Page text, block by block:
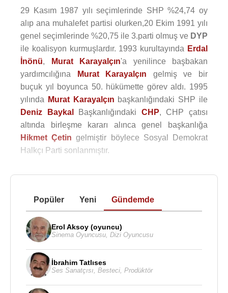
29 Kasım 1987 yılı seçimlerinde SHP %24,74 oy
alıp ana muhalefet partisi olurken,20 Ekim 1991 yılı
genel seçimlerinde %20,75 ile 3.parti olmuş ve DYP
ile koalisyon kurmuşlardır. 1993 kurultayında Erdal
İnönü, Murat Karayalçın'a yenilince başbakan
yardımcılığına
Murat Karayalçın gelmiş ve bir
buçuk yıl boyunca 50. hükümette görev aldı. 1995
yılında
Murat Karayalçın başkanlığındaki SHP ile
Deniz Baykal
Başkanlığındaki CHP, CHP çatısı
altında birleşme kararı alınca genel başkanlığa
Hikmet Çetin gelmiştir böylece Sosyal Demokrat
Halkçı Parti sonlanmıştır.
Popüler Yeni Gündemde
Erol Aksoy (oyuncu)
Sinema Oyuncusu Dizi Oyuncusu
İbrahim Tatlıses
Ses Sanatçısı Besteci Prodüktör